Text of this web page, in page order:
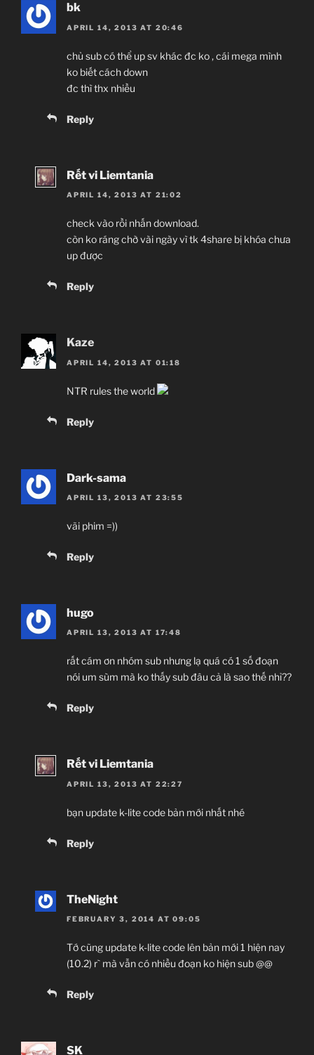
bk
APRIL 14, 2013 AT 20:46
chủ sub có thể up sv khác đc ko , cái mega mình
ko biết cách down
đc thì thx nhiều
Reply
Rết vi Liemtania
APRIL 14, 2013 AT 21:02
check vào rồi nhấn download.
còn ko ráng chờ vài ngày vì tk 4share bị khóa chưa
up được
Reply
Kaze
APRIL 14, 2013 AT 01:18
NTR rules the world
Reply
Dark-sama
APRIL 13, 2013 AT 23:55
vãi phim =))
Reply
hugo
APRIL 13, 2013 AT 17:48
rất cám ơn nhóm sub nhưng lạ quá có 1 số đoạn
nói um sùm mà ko thấy sub đâu cả là sao thế nhỉ??
Reply
Rết vi Liemtania
APRIL 13, 2013 AT 22:27
bạn update k-lite code bản mới nhất nhé
Reply
TheNight
FEBRUARY 3, 2014 AT 09:05
Tớ cũng update k-lite code lên bản mới 1 hiện nay
(10.2) r` mà vẫn có nhiều đoạn ko hiện sub @@
Reply
SK